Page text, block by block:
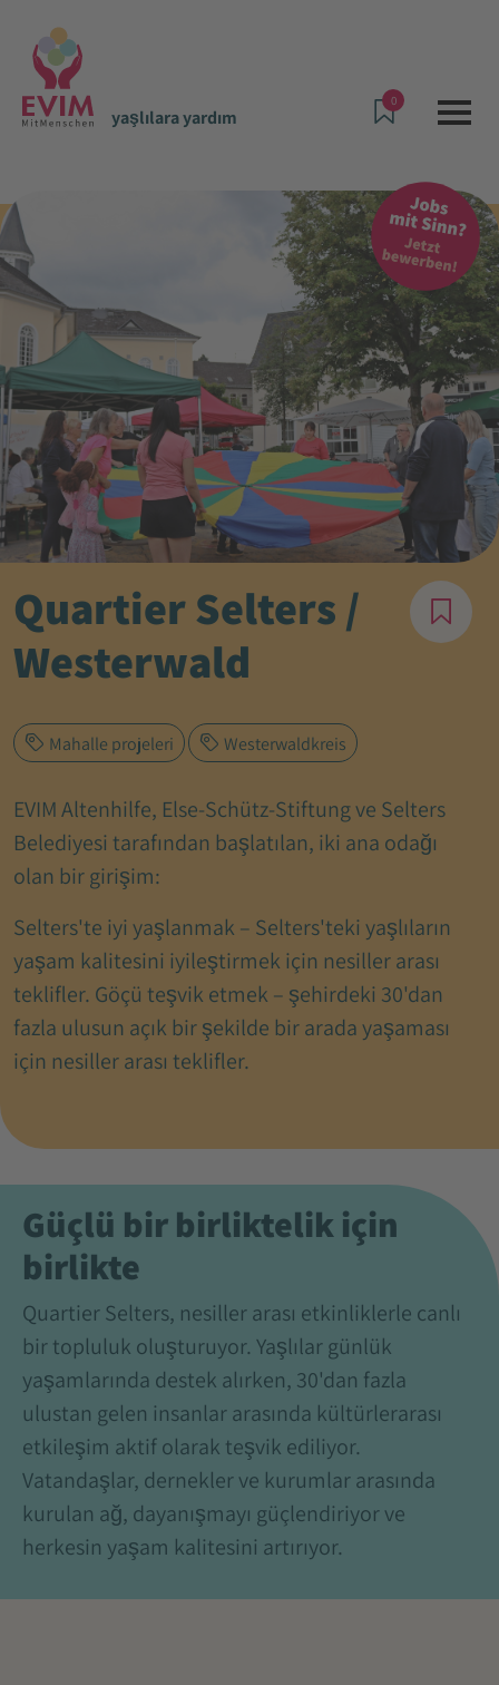
yaşlılara yardım
0
yaşlılara yardım
Selters Mahallesi
Quartier Selters /
Westerwald
Mahalle projeleri Westerwaldkreis
EVIM Altenhilfe, Else-Schütz-Stiftung ve Selters
Belediyesi tarafından başlatılan, iki ana odağı
olan bir girişim:
Selters'te iyi yaşlanmak – Selters'teki yaşlıların
yaşam kalitesini iyileştirmek için nesiller arası
teklifler. Göçü teşvik etmek – şehirdeki 30'dan
fazla ulusun açık bir şekilde bir arada yaşaması
için nesiller arası teklifler.
Güçlü bir birliktelik için
birlikte
Quartier Selters, nesiller arası etkinliklerle canlı
bir topluluk oluşturuyor. Yaşlılar günlük
yaşamlarında destek alırken, 30'dan fazla
ulustan gelen insanlar arasında kültürlerarası
etkileşim aktif olarak teşvik ediliyor.
Vatandaşlar, dernekler ve kurumlar arasında
kurulan ağ, dayanışmayı güçlendiriyor ve
herkesin yaşam kalitesini artırıyor.